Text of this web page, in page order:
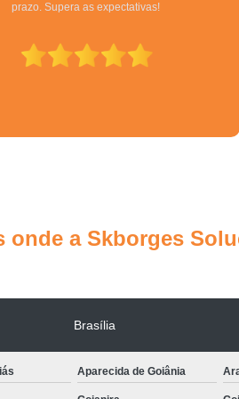
do ramo no Centro Oeste.
onde a Skborges
Brasília
Aparecida de Goiânia